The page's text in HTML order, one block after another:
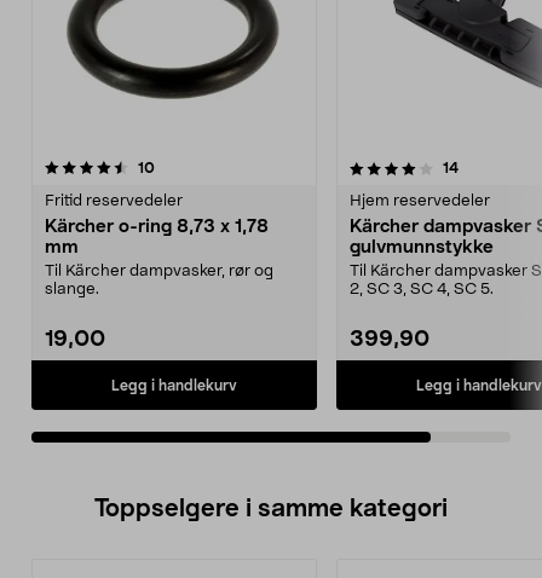
10anmeldelser
Fritid reservedeler
Kärcher o-ring 8,73 x 1,78
mm
Til Kärcher dampvasker, rør og
slange.
19,00
Legg i handlekurv
4.0av 5 stjerner 14anmeldelser
Hjem reservedeler
Kärcher dampvasker
gulvmunnstykke
Til Kärcher dampvasker
2, SC 3, SC 4, SC 5.
399,90
Legg i handlekurv
Toppselgere i samme kategori